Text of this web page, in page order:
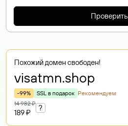
Проверить
Похожий домен свободен!
visatmn.shop
-99% SSL в подарок Рекомендуем
14 982 ₽
189 ₽
?